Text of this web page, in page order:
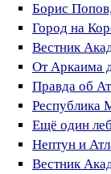
Борис
Город на
Вестник
От Аркаима
Правда об
Республика
Ещё один
Нептун и
Вестник